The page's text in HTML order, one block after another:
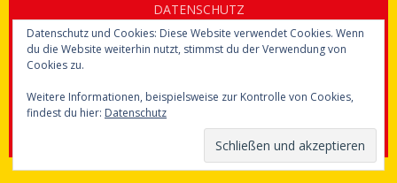
DATENSCHUTZ
Datenschutz und Cookies: Diese Website verwendet Cookies. Wenn
du die Website weiterhin nutzt, stimmst du der Verwendung von
Cookies zu.
Weitere Informationen, beispielsweise zur Kontrolle von Cookies,
findest du hier: Datenschutz